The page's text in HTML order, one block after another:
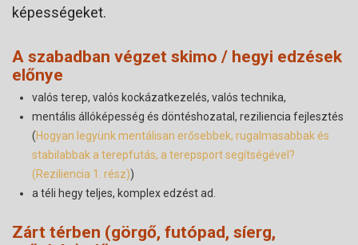
képességeket.
A szabadban végzet skimo / hegyi edzések
előnye
valós terep, valós kockázatkezelés, valós technika,
mentális állóképesség és döntéshozatal, reziliencia fejlesztés
(Hogyan legyünk mentálisan erősebbek, rugalmasabbak és
stabilabbak a terepfutás, a terepsport segítségével?
(Reziliencia 1. rész))
a téli hegy teljes, komplex edzést ad.
Zárt térben (görgő, futópad, síerg,